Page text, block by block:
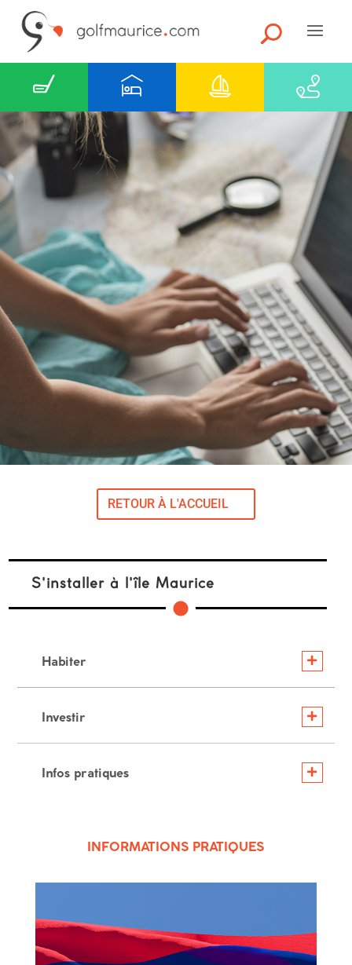
RETOUR À L'ACCUEIL
S'installer à l'île Maurice
Habiter
Investir
Infos pratiques
INFORMATIONS PRATIQUES